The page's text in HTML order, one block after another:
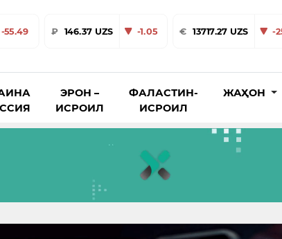
-55.49 ₽ 146.37 UZS -1.05 € 13717.27 UZS -
ЭРОН –
ИСРОИЛ
ФАЛАСТИН-
ИСРОИЛ
ЖАҲОН